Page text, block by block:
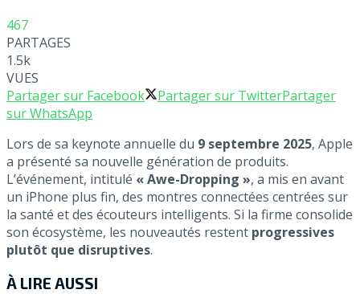
467
PARTAGES
1.5k
VUES
Partager sur Facebook
Partager sur TwitterPartager
sur WhatsApp
Lors de sa keynote annuelle du 9 septembre 2025, Apple
a présenté sa nouvelle génération de produits.
L’événement, intitulé « Awe-Dropping », a mis en avant
un iPhone plus fin, des montres connectées centrées sur
la santé et des écouteurs intelligents. Si la firme consolide
son écosystème, les nouveautés restent progressives
plutôt que disruptives.
À LIRE AUSSI